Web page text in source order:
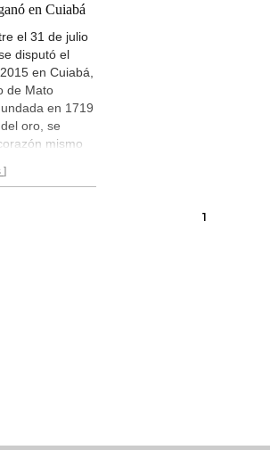
en Cuiabá
el 31 de julio
disputó el
en Cuiabá,
de Mato
en 1719
oro, se
mismo
crecimiento
1